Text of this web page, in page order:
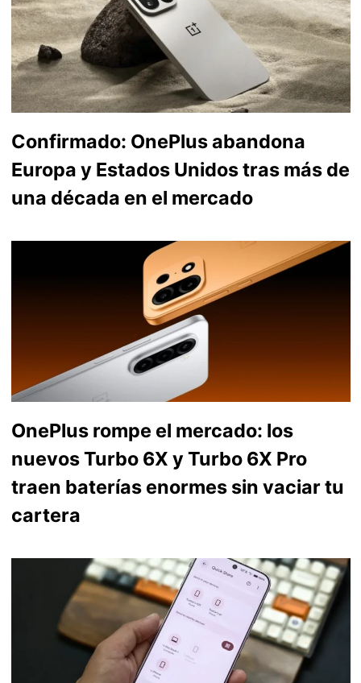
Confirmado: OnePlus abandona
Europa y Estados Unidos tras más de
una década en el mercado
OnePlus rompe el mercado: los
nuevos Turbo 6X y Turbo 6X Pro
traen baterías enormes sin vaciar tu
cartera